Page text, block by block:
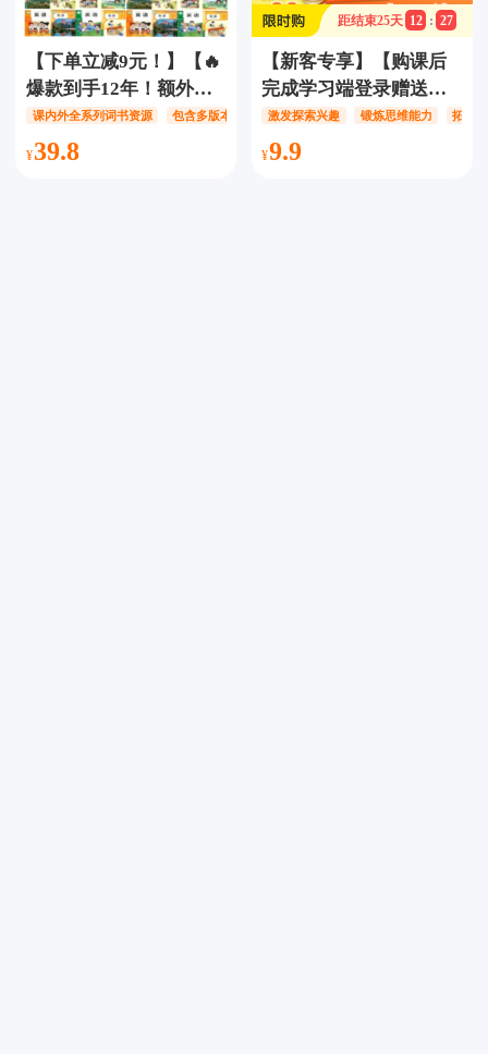
【下单立减9元！】【🔥
爆款到手12年！额外赠
近1000节视频课】呱唧
英语APP会员【12年
课内外全系列词书资源 包含多版本英语教材资源
39.8
距结束25天 12 : 27
【新客专享】【购课后
完成学习端登录赠送科
学实验套装】西瓜创客
科学创造体验营，3节直
激发探索兴趣 锻炼思维能力 拓宽
9.9